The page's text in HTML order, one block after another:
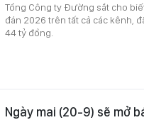
Tổng Công ty Đường sắt cho
đán 2026 trên tất cả các kênh,
44 tỷ đồng.
Ngày mai (20-9) sẽ mở